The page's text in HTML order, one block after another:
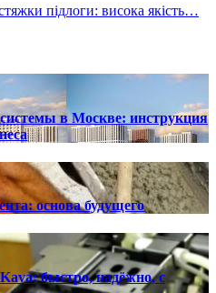
підлоги: висока якість…
в Москве: инструкция
основа будущего
быстро, надёжно, с